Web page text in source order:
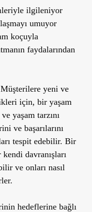
ilgileniyor
umuyor
koçuyla
faydalarından
Müşterilere yeni ve
için, bir yaşam
yaşam tarzını
ve başarılarını
tespit edebilir. Bir
davranışları
ve onları nasıl
hedeflerine bağlı